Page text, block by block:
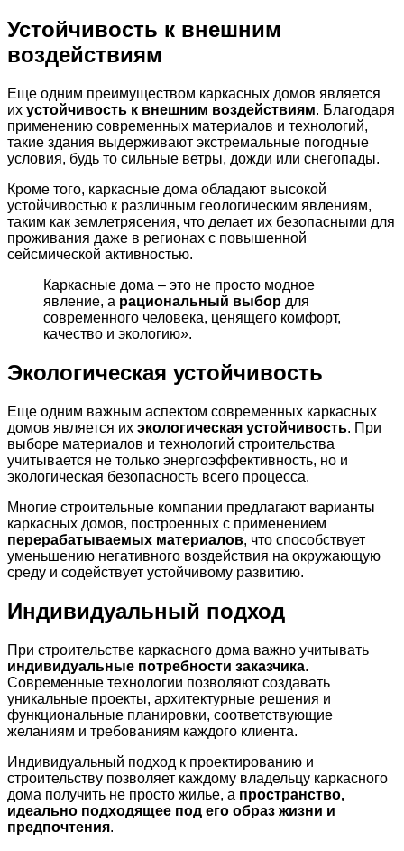
Устойчивость к внешним
воздействиям
Еще одним преимуществом каркасных домов является
их устойчивость к внешним воздействиям. Благодаря
применению современных материалов и технологий,
такие здания выдерживают экстремальные погодные
условия, будь то сильные ветры, дожди или снегопады.
Кроме того, каркасные дома обладают высокой
устойчивостью к различным геологическим явлениям,
таким как землетрясения, что делает их безопасными для
проживания даже в регионах с повышенной
сейсмической активностью.
Каркасные дома – это не просто модное
явление, а рациональный выбор для
современного человека, ценящего комфорт,
качество и экологию».
Экологическая устойчивость
Еще одним важным аспектом современных каркасных
домов является их экологическая устойчивость. При
выборе материалов и технологий строительства
учитывается не только энергоэффективность, но и
экологическая безопасность всего процесса.
Многие строительные компании предлагают варианты
каркасных домов, построенных с применением
перерабатываемых материалов, что способствует
уменьшению негативного воздействия на окружающую
среду и содействует устойчивому развитию.
Индивидуальный подход
При строительстве каркасного дома важно учитывать
индивидуальные потребности заказчика.
Современные технологии позволяют создавать
уникальные проекты, архитектурные решения и
функциональные планировки, соответствующие
желаниям и требованиям каждого клиента.
Индивидуальный подход к проектированию и
строительству позволяет каждому владельцу каркасного
дома получить не просто жилье, а пространство,
идеально подходящее под его образ жизни и
предпочтения.